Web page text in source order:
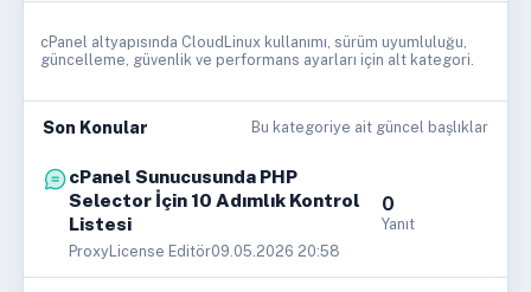
cPanel altyapısında CloudLinux kullanımı, sürüm uyumluluğu,
güncelleme, güvenlik ve performans ayarları için alt kategori.
Son Konular Bu kategoriye ait güncel başlıklar
cPanel Sunucusunda PHP
Selector İçin 10 Adımlık Kontrol
Listesi
ProxyLicense Editör09.05.2026 20:58
0
Yanıt